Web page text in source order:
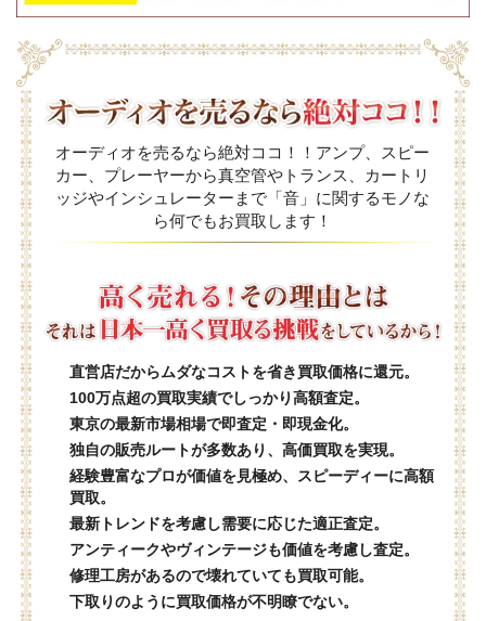
オーディオを売るなら絶対ココ！！アンプ、スピー
カー、プレーヤーから真空管やトランス、カートリ
ッジやインシュレーターまで「音」に関するモノな
ら何でもお買取します！
直営店だからムダなコストを省き買取価格に還元。
100万点超の買取実績でしっかり高額査定。
東京の最新市場相場で即査定・即現金化。
独自の販売ルートが多数あり、高価買取を実現。
経験豊富なプロが価値を見極め、スピーディーに高額
買取。
最新トレンドを考慮し需要に応じた適正査定。
アンティークやヴィンテージも価値を考慮し査定。
修理工房があるので壊れていても買取可能。
下取りのように買取価格が不明瞭でない。